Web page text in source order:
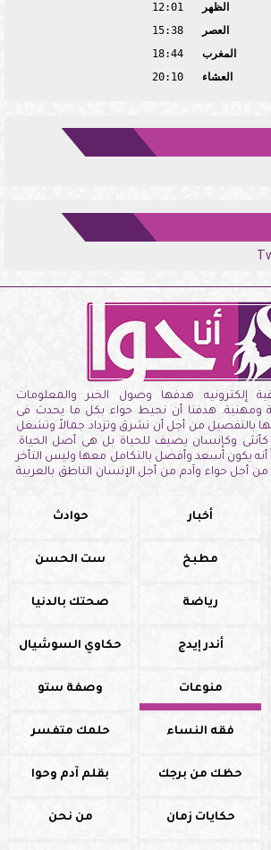
الظهر
12:01
العصر
15:38
المغرب
18:44
العشاء
20:10
إلكترونيه هدفها وصول الخبر والمعلومات
ومهنية. هدفنا أن نحيط حواء بكل ما يحدث فى
بالتفصيل من أجل أن تشرق وتزداد جمالاً وتشغل
كأنثى وكإنسان يضيف للحياة بل هى أصل الحياة.
أنه يكون أسعد وأفضل بالتكامل معها وليس التأخر
أجل حواء وآدم من أجل الإنسان الناطق بالعربية
أخبار حوادث
مطبخ ست الحسن
رياضة صحتك بالدنيا
أندر إيدج حكاوي السوشيال
منوعات وصفة ستو
فقه النساء حلمك متفسر
حظك من برجك بقلم آدم وحوا
حكايات زمان من نحن